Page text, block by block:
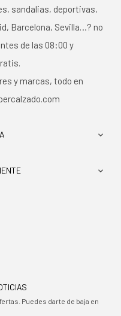
sandalias, deportivas,
Barcelona, Sevilla…? no
de las 08:00 y
y marcas, todo en


Puedes darte de baja en